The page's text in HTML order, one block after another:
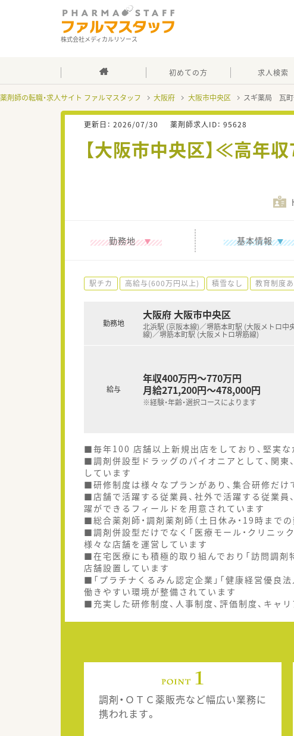
株式会社メディカルリソース
初めての方 求人検索
薬剤師の転職・求人サイト ファルマスタッフ 大阪府 大阪市中央区 スギ薬局 瓦町
更新日： 2026/07/30 薬剤師求人ID： 95628
【大阪市中央区】≪高年
勤務地 基本情報
駅チカ 高給与(600万円以上) 積雪なし 教育制度
勤務地
大阪府 大阪市中央区
北浜駅 (京阪本線)／堺筋本町駅 (大阪メトロ中
線)／堺筋本町駅 (大阪メトロ堺筋線)
給与
年収400万円～770万円
月給271,200円～478,000円
※経験・年齢・選択コースによります
■毎年100 店舗以上新規出店をしており、堅実
■調剤併設型ドラッグのパイオニアとして、関東
しています
■研修制度は様々なプランがあり、集合研修だ
■店舗で活躍する従業員、社外で活躍する従業員
躍ができるフィールドを用意されています
■総合薬剤師・調剤薬剤師（土日休み・19時まで
■調剤併設型だけでなく「医療モール・クリニッ
様々な店舗を運営しています
■在宅医療にも積極的取り組んでおり「訪問調剤
店舗設置しています
■「プラチナくるみん認定企業」「健康経営優良
働きやすい環境が整備されています
■充実した研修制度、人事制度、評価制度、キャ
調剤・ＯＴＣ薬販売など幅広い業務に
携われます。